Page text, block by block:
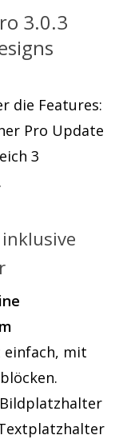
3.0.3
die Features:
Pro Update
3
mit